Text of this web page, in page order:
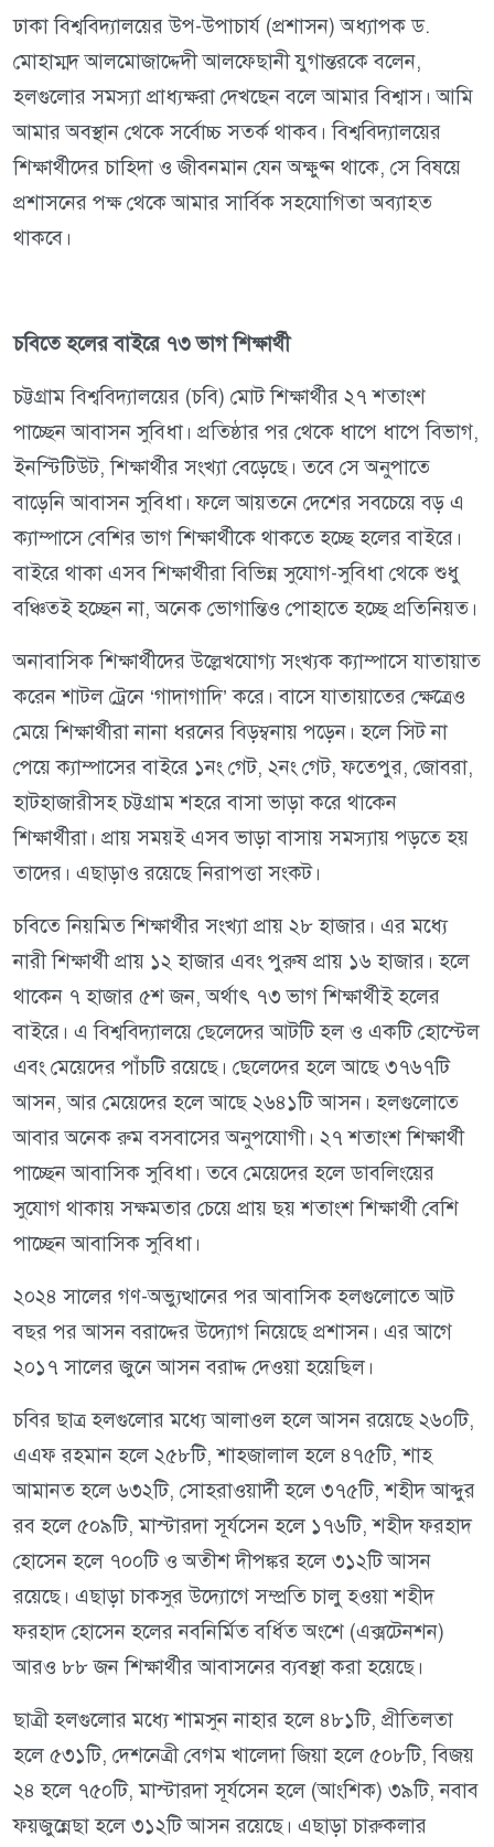
ঢাকা বিশ্ববিদ্যালয়ের উপ-উপাচার্য (প্রশাসন) অধ্যাপক ড.
মোহাম্মদ আলমোজাদ্দেদী আলফেছানী যুগান্তরকে বলেন,
হলগুলোর সমস্যা প্রাধ্যক্ষরা দেখছেন বলে আমার বিশ্বাস। আমি
আমার অবস্থান থেকে সর্বোচ্চ সতর্ক থাকব। বিশ্ববিদ্যালয়ের
শিক্ষার্থীদের চাহিদা ও জীবনমান যেন অক্ষুণ্ন থাকে, সে বিষয়ে
প্রশাসনের পক্ষ থেকে আমার সার্বিক সহযোগিতা অব্যাহত
থাকবে।
চবিতে হলের বাইরে ৭৩ ভাগ শিক্ষার্থী
চট্টগ্রাম বিশ্ববিদ্যালয়ের (চবি) মোট শিক্ষার্থীর ২৭ শতাংশ
পাচ্ছেন আবাসন সুবিধা। প্রতিষ্ঠার পর থেকে ধাপে ধাপে বিভাগ,
ইনস্টিটিউট, শিক্ষার্থীর সংখ্যা বেড়েছে। তবে সে অনুপাতে
বাড়েনি আবাসন সুবিধা। ফলে আয়তনে দেশের সবচেয়ে বড় এ
ক্যাম্পাসে বেশির ভাগ শিক্ষার্থীকে থাকতে হচ্ছে হলের বাইরে।
বাইরে থাকা এসব শিক্ষার্থীরা বিভিন্ন সুযোগ-সুবিধা থেকে শুধু
বঞ্চিতই হচ্ছেন না, অনেক ভোগান্তিও পোহাতে হচ্ছে প্রতিনিয়ত।
অনাবাসিক শিক্ষার্থীদের উল্লেখযোগ্য সংখ্যক ক্যাম্পাসে যাতায়াত
করেন শাটল ট্রেনে ‘গাদাগাদি’ করে। বাসে যাতায়াতের ক্ষেত্রেও
মেয়ে শিক্ষার্থীরা নানা ধরনের বিড়ম্বনায় পড়েন। হলে সিট না
পেয়ে ক্যাম্পাসের বাইরে ১নং গেট, ২নং গেট, ফতেপুর, জোবরা,
হাটহাজারীসহ চট্টগ্রাম শহরে বাসা ভাড়া করে থাকেন
শিক্ষার্থীরা। প্রায় সময়ই এসব ভাড়া বাসায় সমস্যায় পড়তে হয়
তাদের। এছাড়াও রয়েছে নিরাপত্তা সংকট।
চবিতে নিয়মিত শিক্ষার্থীর সংখ্যা প্রায় ২৮ হাজার। এর মধ্যে
নারী শিক্ষার্থী প্রায় ১২ হাজার এবং পুরুষ প্রায় ১৬ হাজার। হলে
থাকেন ৭ হাজার ৫শ জন, অর্থাৎ ৭৩ ভাগ শিক্ষার্থীই হলের
বাইরে। এ বিশ্ববিদ্যালয়ে ছেলেদের আটটি হল ও একটি হোস্টেল
এবং মেয়েদের পাঁচটি রয়েছে। ছেলেদের হলে আছে ৩৭৬৭টি
আসন, আর মেয়েদের হলে আছে ২৬৪১টি আসন। হলগুলোতে
আবার অনেক রুম বসবাসের অনুপযোগী। ২৭ শতাংশ শিক্ষার্থী
পাচ্ছেন আবাসিক সুবিধা। তবে মেয়েদের হলে ডাবলিংয়ের
সুযোগ থাকায় সক্ষমতার চেয়ে প্রায় ছয় শতাংশ শিক্ষার্থী বেশি
পাচ্ছেন আবাসিক সুবিধা।
২০২৪ সালের গণ-অভ্যুত্থানের পর আবাসিক হলগুলোতে আট
বছর পর আসন বরাদ্দের উদ্যোগ নিয়েছে প্রশাসন। এর আগে
২০১৭ সালের জুনে আসন বরাদ্দ দেওয়া হয়েছিল।
চবির ছাত্র হলগুলোর মধ্যে আলাওল হলে আসন রয়েছে ২৬০টি,
এএফ রহমান হলে ২৫৮টি, শাহজালাল হলে ৪৭৫টি, শাহ
আমানত হলে ৬৩২টি, সোহরাওয়ার্দী হলে ৩৭৫টি, শহীদ আব্দুর
রব হলে ৫০৯টি, মাস্টারদা সূর্যসেন হলে ১৭৬টি, শহীদ ফরহাদ
হোসেন হলে ৭০০টি ও অতীশ দীপঙ্কর হলে ৩১২টি আসন
রয়েছে। এছাড়া চাকসুর উদ্যোগে সম্প্রতি চালু হওয়া শহীদ
ফরহাদ হোসেন হলের নবনির্মিত বর্ধিত অংশে (এক্সটেনশন)
আরও ৮৮ জন শিক্ষার্থীর আবাসনের ব্যবস্থা করা হয়েছে।
ছাত্রী হলগুলোর মধ্যে শামসুন নাহার হলে ৪৮১টি, প্রীতিলতা
হলে ৫৩১টি, দেশনেত্রী বেগম খালেদা জিয়া হলে ৫০৮টি, বিজয়
২৪ হলে ৭৫০টি, মাস্টারদা সূর্যসেন হলে (আংশিক) ৩৯টি, নবাব
ফয়জুন্নেছা হলে ৩১২টি আসন রয়েছে। এছাড়া চারুকলার